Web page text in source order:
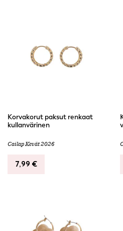
Korvakorut paksut renkaat
kullanvärinen
Cailap Kevät 2026
7,99 €